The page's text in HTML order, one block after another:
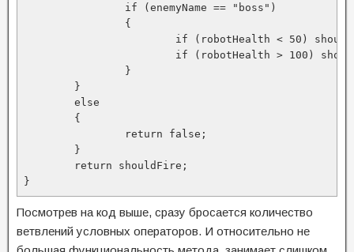
}
Посмотрев на код выше, сразу бросается количество
ветвлений условных операторов. И относительно не